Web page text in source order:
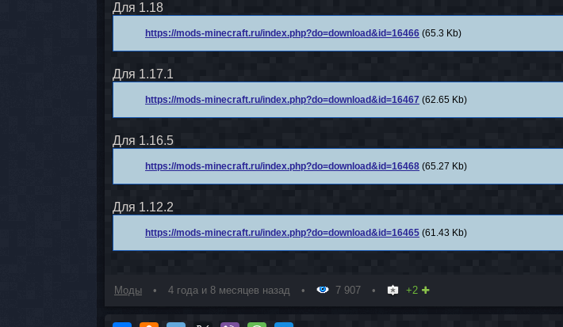
Для 1.18
https://mods-minecraft.ru/index.php?do=download&id=16466 (65.3 Kb)
Для 1.17.1
https://mods-minecraft.ru/index.php?do=download&id=16467 (62.65 Kb)
Для 1.16.5
https://mods-minecraft.ru/index.php?do=download&id=16468 (65.27 Kb)
Для 1.12.2
https://mods-minecraft.ru/index.php?do=download&id=16465 (61.43 Kb)
Моды 4 года и 8 месяцев назад 7 907 +2